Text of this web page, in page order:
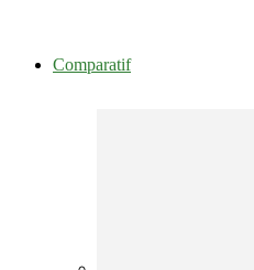
Comparatif